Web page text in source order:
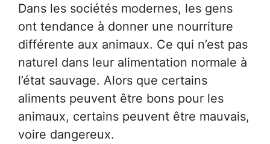
Dans les sociétés modernes, les gens
ont tendance à donner une nourriture
différente aux animaux. Ce qui n’est pas
naturel dans leur alimentation normale à
l’état sauvage. Alors que certains
aliments peuvent être bons pour les
animaux, certains peuvent être mauvais,
voire dangereux.